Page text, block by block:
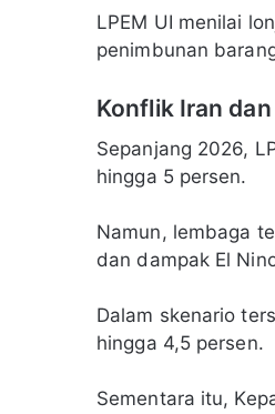
LPEM UI menilai
penimbunan
Konflik Iran
Sepanjang 2026,
hingga 5 persen.
Namun, lembaga
dan dampak El
Dalam skenario
hingga 4,5 persen.
Sementara itu,